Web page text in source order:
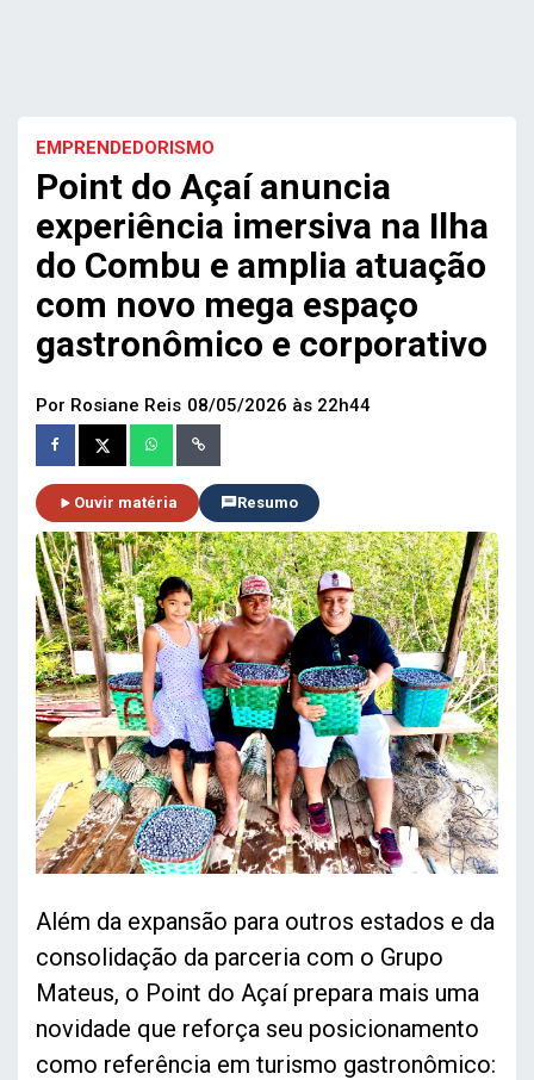
EMPRENDEDORISMO
Point do Açaí anuncia
experiência imersiva na Ilha
do Combu e amplia atuação
com novo mega espaço
gastronômico e corporativo
Por Rosiane Reis 08/05/2026 às 22h44
Ouvir matéria Resumo
Além da expansão para outros estados e da
consolidação da parceria com o Grupo
Mateus, o Point do Açaí prepara mais uma
novidade que reforça seu posicionamento
como referência em turismo gastronômico: